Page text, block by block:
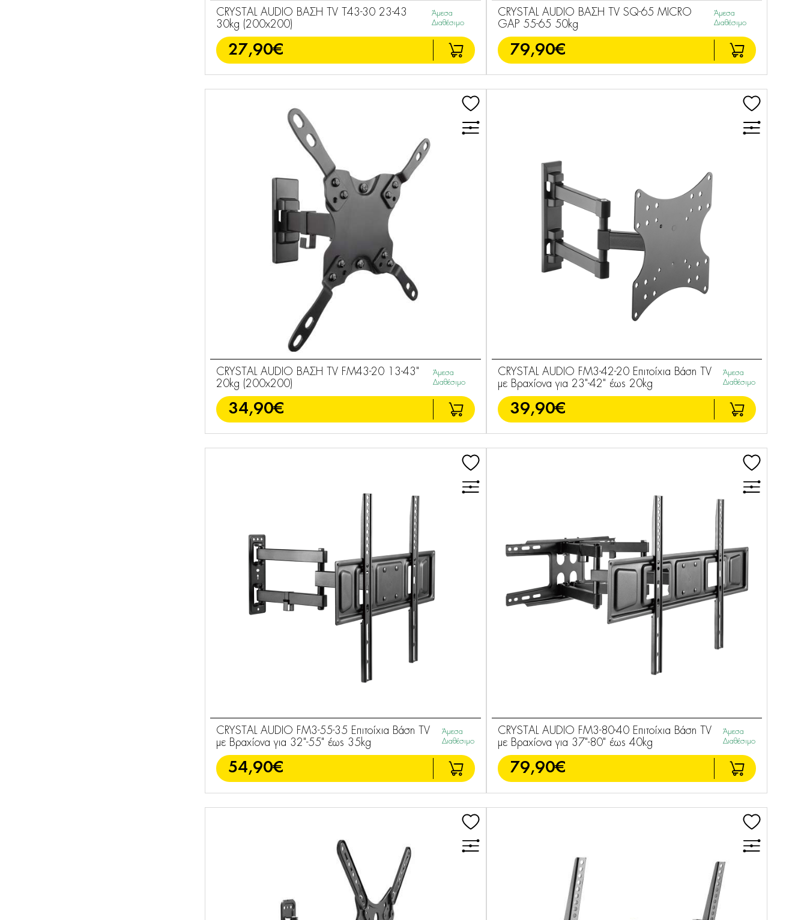
CRYSTAL AUDIO ΒΑΣΗ TV T43-30 23-43
30kg (200x200)
Άμεσα
Διαθέσιμο
27,90€
CRYSTAL AUDIO ΒΑΣΗ TV SQ-65 MICRO
GAP 55-65 50kg
Άμεσα
Διαθέσιμο
79,90€
CRYSTAL AUDIO ΒΑΣΗ TV FM43-20 13-43"
20kg (200x200)
Άμεσα
Διαθέσιμο
34,90€
CRYSTAL AUDIO FM3-42-20 Επιτοίχια Βάση TV
με Βραχίονα για 23"-42" έως 20kg
Άμεσα
Διαθέσιμο
39,90€
CRYSTAL AUDIO FM3-55-35 Επιτοίχια Βάση TV
με Βραχίονα για 32"-55" έως 35kg
Άμεσα
Διαθέσιμο
54,90€
CRYSTAL AUDIO FM3-80-40 Επιτοίχια Βάση TV
με Βραχίονα για 37"-80" έως 40kg
Άμεσα
Διαθέσιμο
79,90€